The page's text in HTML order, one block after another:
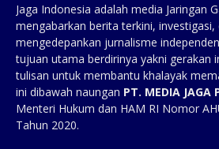
Jaga Indonesia adalah media Jaringan
mengabarkan berita terkini, investigasi,
mengedepankan jurnalisme
tujuan utama berdirinya yakni gerakan
tulisan untuk membantu khalayak
ini dibawah naungan PT. MEDIA JAGA
Menteri Hukum dan HAM RI Nomor
Tahun 2020.